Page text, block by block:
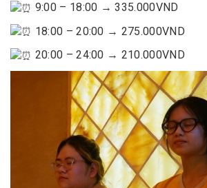
9:00 – 18:00 → 335.000VND
18:00 – 20:00 → 275.000VND
20:00 – 24:00 → 210.000VND